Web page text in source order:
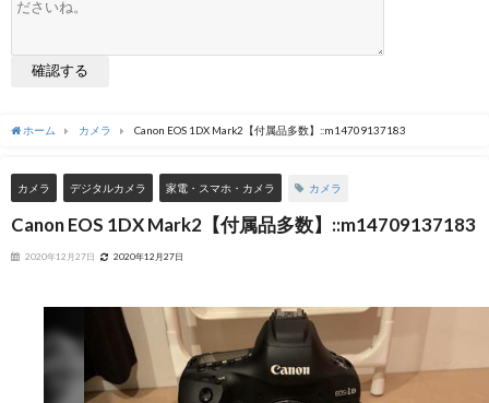
ホーム カメラ Canon EOS 1DX Mark2【付属品多数】::m14709137183
カメラ デジタルカメラ 家電・スマホ・カメラ カメラ
Canon EOS 1DX Mark2【付属品多数】::m14709137183
2020年12月27日 2020年12月27日